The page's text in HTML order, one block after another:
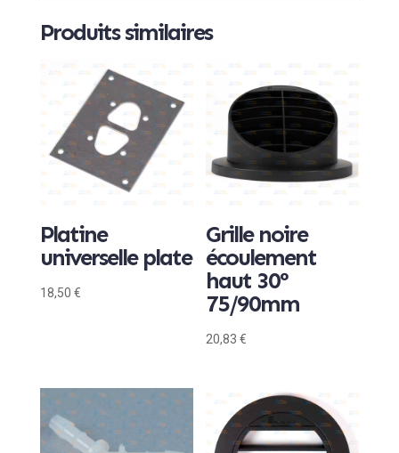
Produits similaires
Platine
universelle plate
18,50 €
Grille noire
écoulement
haut 30°
75/90mm
20,83€